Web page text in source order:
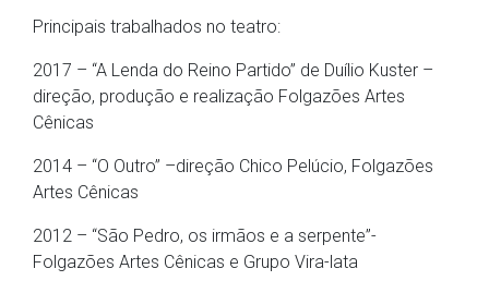
Principais trabalhados no teatro:
2017 – “A Lenda do Reino Partido” de Duílio Kuster –
direção, produção e realização Folgazões Artes
Cênicas
2014 – “O Outro” –direção Chico Pelúcio, Folgazões
Artes Cênicas
2012 – “São Pedro, os irmãos e a serpente”-
Folgazões Artes Cênicas e Grupo Vira-lata